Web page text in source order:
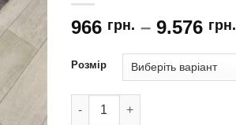
966 грн. – 9.576 грн.
Розмір
Melissa P0247 D.Blue D.Blue